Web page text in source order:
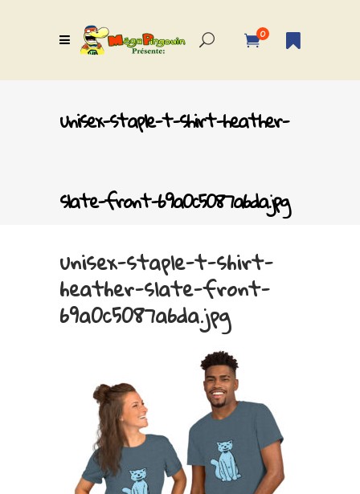
0
unisex-staple-t-shirt-heather-
slate-front-69a0c5087a6da.jpg
unisex-staple-t-shirt-
heather-slate-front-
69a0c5087a6da.jpg